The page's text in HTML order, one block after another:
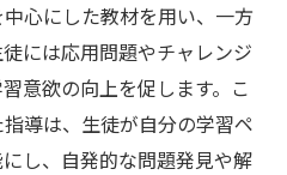
心にした教材を用い、一方
には応用問題やチャレンジ
意欲の向上を促します。こ
導は、生徒が自分の学習ペ
し、自発的な問題発見や解